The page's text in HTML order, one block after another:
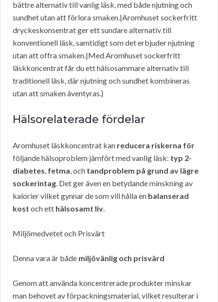
bättre alternativ till vanlig läsk, med både njutning och
sundhet utan att förlora smaken.|Aromhuset sockerfritt
dryckeskonsentrat ger ett sundare alternativ till
konventionell läsk, samtidigt som det erbjuder njutning
utan att offra smaken.|Med Aromhuset sockerfritt
läskkoncentrat får du ett hälsosammare alternativ till
traditionell läsk, där njutning och sundhet kombineras
utan att smaken äventyras.}
Hälsorelaterade fördelar
Aromhuset läskkoncentrat kan reducera riskerna för
följande hälsoproblem jämfört med vanlig läsk: typ 2-
diabetes, fetma, och tandproblem på grund av lägre
sockerintag. Det ger även en betydande minskning av
kalorier vilket gynnar de som vill hålla en balanserad
kost och ett hälsosamt liv.
Miljömedvetet och Prisvärt
Denna vara är både miljövänlig och prisvärd
Genom att använda koncentrerade produkter minskar
man behovet av förpackningsmaterial, vilket resulterar i